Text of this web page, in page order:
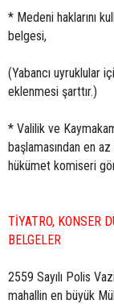
* Medeni haklarını
belgesi,
(Yabancı uyruklular
eklenmesi şarttır.)
* Valilik ve
başlamasından en
hükümet komiseri
TİYATRO, KONSER
BELGELER
2559 Sayılı Polis
mahallin en büyük